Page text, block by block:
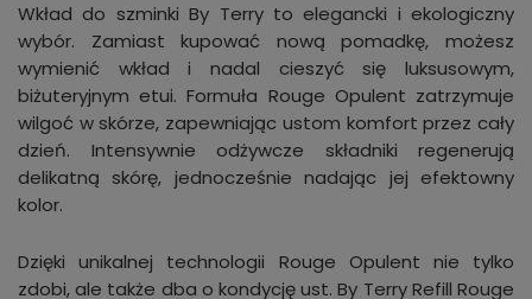
Wkład do szminki By Terry to elegancki i ekologiczny
wybór. Zamiast kupować nową pomadkę, możesz
wymienić wkład i nadal cieszyć się luksusowym,
biżuteryjnym etui. Formuła Rouge Opulent zatrzymuje
wilgoć w skórze, zapewniając ustom komfort przez cały
dzień. Intensywnie odżywcze składniki regenerują
delikatną skórę, jednocześnie nadając jej efektowny
kolor.
Dzięki unikalnej technologii Rouge Opulent nie tylko
zdobi, ale także dba o kondycję ust. By Terry Refill Rouge